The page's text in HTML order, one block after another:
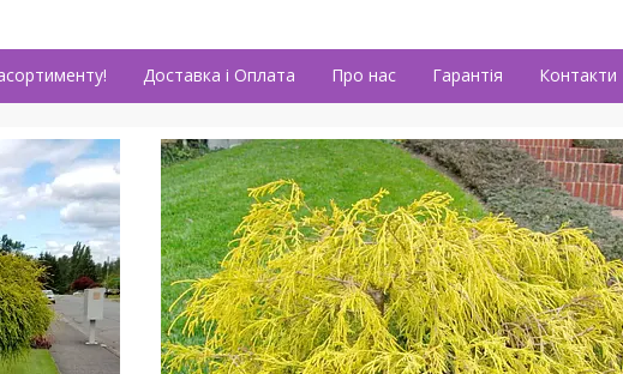
Доставка і Оплата Про нас Гарантія Контакти